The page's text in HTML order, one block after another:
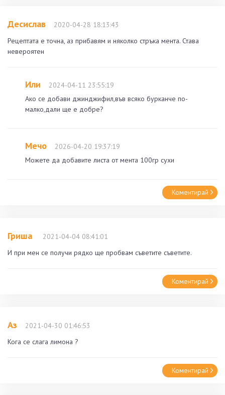
Десислав
2020-04-28 18:13:43
Рецептата е точна, аз прибавям и няколко стръка мента. Става
невероятен
Или
2024-04-11 23:55:19
Ако се добави джинджифил,във всяко бурканче по-
малко,дали ще е добре?
Мечо
2026-04-20 19:37:19
Можете да добавите листа от мента 100гр сухи
Коментирай
Гриша
2021-04-04 08:41:01
И при мен се получи рядко ще пробвам съветите съветите.
Коментирай
Аз
2021-04-30 01:46:53
Кога се слага лимона ?
Коментирай